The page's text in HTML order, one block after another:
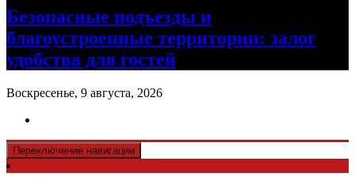
Безопасные подъезды и
благоустроенные территории: залог
удобства для гостей
Воскресенье, 9 августа, 2026
Переключение навигации